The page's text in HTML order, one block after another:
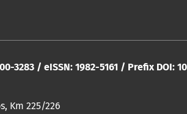
3283 / eISSN: 1982-5161 / Prefix DOI:
Km 225/226